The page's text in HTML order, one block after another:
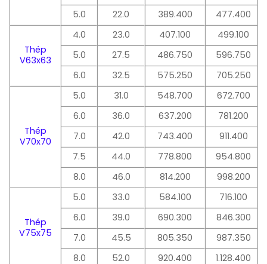
5.0 22.0 389.400 477.400
Thép
V63x63
4.0 23.0 407.100 499.100
5.0 27.5 486.750 596.750
6.0 32.5 575.250 705.250
Thép
V70x70
5.0 31.0 548.700 672.700
6.0 36.0 637.200 781.200
7.0 42.0 743.400 911.400
7.5 44.0 778.800 954.800
8.0 46.0 814.200 998.200
Thép
V75x75
5.0 33.0 584.100 716.100
6.0 39.0 690.300 846.300
7.0 45.5 805.350 987.350
8.0 52.0 920.400 1.128.400